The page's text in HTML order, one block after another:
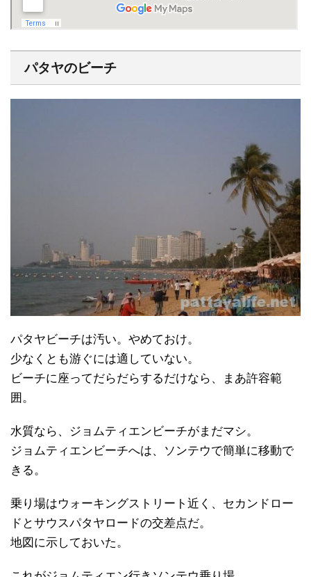
パタヤのビーチ
パタヤビーチは汚い。やめておけ。
少なくとも游ぐには適していない。
ビーチに座ってだらだらするだけなら、まあ許容範
囲。
水質なら、ジョムティエンビーチがまだマシ。
ジョムティエンビーチへは、ソンテウで簡単に移動で
きる。
乗り場はウォーキングストリート近く、セカンドロー
ドとサウスパタヤロードの交差点だ。
地図に示しておいた。